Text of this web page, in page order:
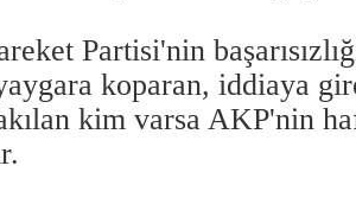
Partisi'nin
koparan, iddiaya
kim varsa AKP'nin